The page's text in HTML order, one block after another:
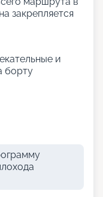
закрепляется
и
борту